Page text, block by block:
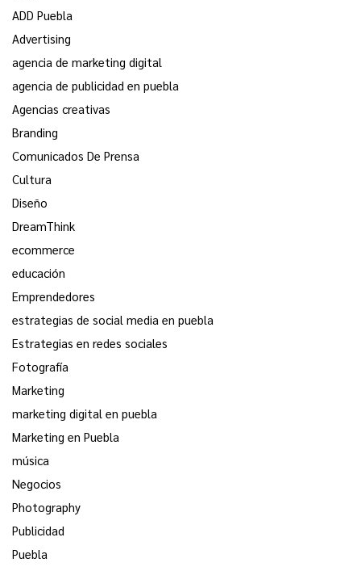
ADD Puebla
Advertising
agencia de marketing digital
agencia de publicidad en puebla
Agencias creativas
Branding
Comunicados De Prensa
Cultura
Diseño
DreamThink
ecommerce
educación
Emprendedores
estrategias de social media en puebla
Estrategias en redes sociales
Fotografía
Marketing
marketing digital en puebla
Marketing en Puebla
música
Negocios
Photography
Publicidad
Puebla